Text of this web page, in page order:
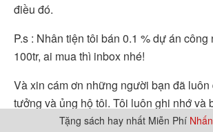
điều đó.
P.s : Nhân tiện tôi bán 0.1 % dự án
100tr, ai mua thì inbox nhé!
Và xin cám ơn những người bạn đã luôn
tưởng và ủng hộ tôi. Tôi luôn ghi nhớ và
Sẽ có ngày báo đáp.
Tặng sách hay nhất Miễn Phí